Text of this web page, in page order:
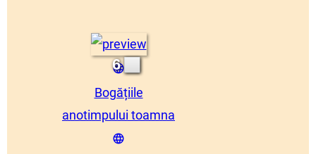
6
Bogățiile
anotimpului toamna